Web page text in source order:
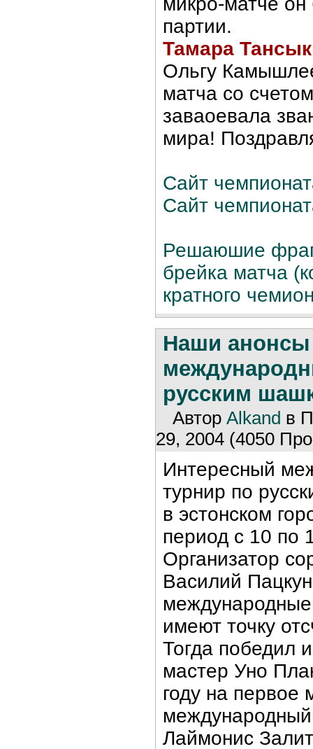
партии.
Тамара
Ольгу
матча со
заваоевала
мира!
Сайт
Сайт
Решаюшие
брейка матча
кратного
Наши анонсы
русским
Автор Alkand в
29, 2004 (4050
Интересный
турнир по
в эстонском
период с 10 по
Организатор
Василий
имеют точку
Тогда победил
мастер Уно
году на первое
Лаймонис